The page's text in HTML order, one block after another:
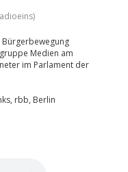
Medien am
im Parlament der
rbb, Berlin